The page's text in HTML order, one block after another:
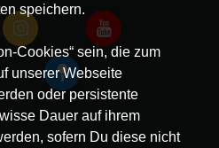
speichern.
Cookies“ sein, die zum
unserer Webseite
oder persistente
Dauer auf ihrem
sofern Du diese nicht